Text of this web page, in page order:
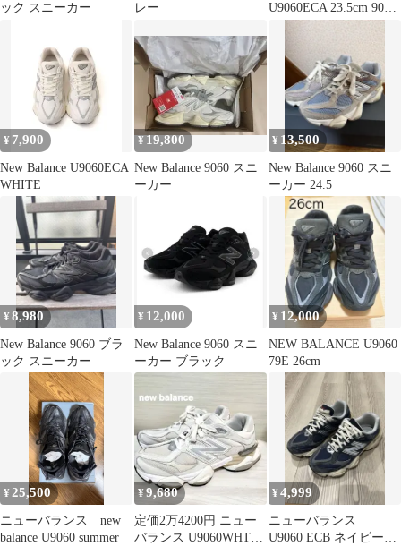
ック スニーカー
レー
U9060ECA 23.5cm 9060
¥ 7,900
New Balance U9060ECA
WHITE
¥19,800
New Balance 9060 スニ
ーカー
¥ 13,500
New Balance 9060 スニ
ーカー 24.5
¥8,980
New Balance 9060 ブラ
ック スニーカー
¥ 12,000
New Balance 9060 スニ
ーカー ブラック
¥ 12,000
NEW BALANCE U9060
79E 26cm
¥ 25,500
ニューバランス new
balance U9060 summer
¥9,680
​定価2万4200円 ニュー
バランス U9060WHT
¥4,999
ニューバランス
U9060 ECB ネイビー